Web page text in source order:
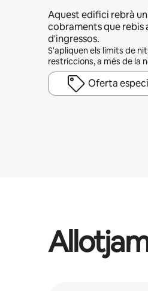
Aquest edifici rebrà un
cobraments que rebis
d'ingressos.
S'apliquen els límits de
restriccions, a més de la
Oferta